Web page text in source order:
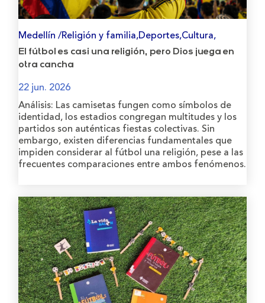
Medellín /Religión y familia,Deportes,Cultura,
El fútbol es casi una religión, pero Dios juega en
otra cancha
22 jun. 2026
Análisis: Las camisetas fungen como símbolos de
identidad, los estadios congregan multitudes y los
partidos son auténticas fiestas colectivas. Sin
embargo, existen diferencias fundamentales que
impiden considerar al fútbol una religión, pese a las
frecuentes comparaciones entre ambos fenómenos.